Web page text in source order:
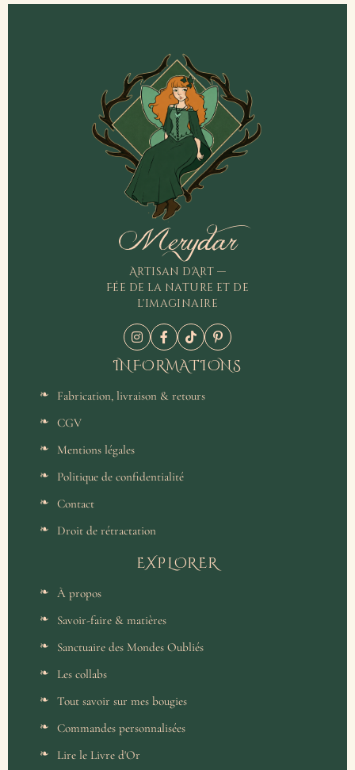
Merydar
Artisan d'Art —
Fée de la nature et de
l'imaginaire
INFORMATIONS
Fabrication, livraison & retours
CGV
Mentions légales
Politique de confidentialité
Contact
Droit de rétractation
EXPLORER
À propos
Savoir-faire & matières
Sanctuaire des Mondes Oubliés
Les collabs
Tout savoir sur mes bougies
Commandes personnalisées
Lire le Livre d'Or